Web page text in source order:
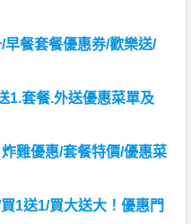
早餐套餐優惠券/歡樂送/
1.套餐.外送優惠菜單及
雞優惠/套餐特價/優惠菜
1送1/買大送大！優惠門